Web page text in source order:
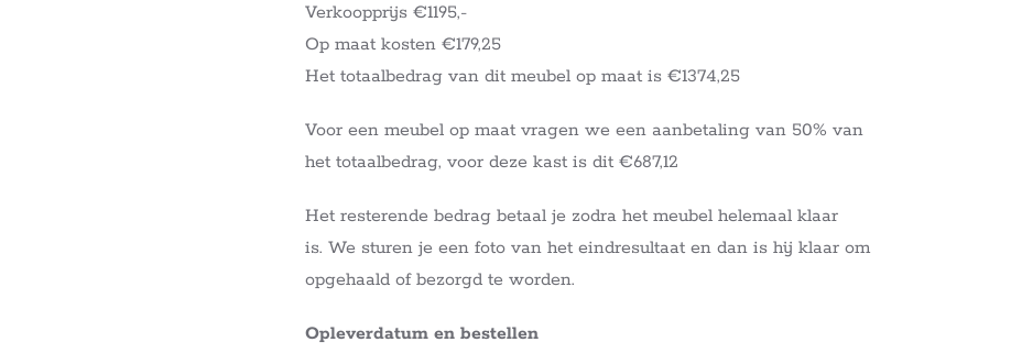
Verkoopprijs €1195,-
Op maat kosten €179,25
Het totaalbedrag van dit meubel op maat is €1374,25
Voor een meubel op maat vragen we een aanbetaling van 50% van
het totaalbedrag, voor deze kast is dit €687,12
Het resterende bedrag betaal je zodra het meubel helemaal klaar
is. We sturen je een foto van het eindresultaat en dan is hij klaar om
opgehaald of bezorgd te worden.
Opleverdatum en bestellen